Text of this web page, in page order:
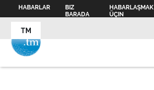
HABARLAR
BIZ
BARADA
HABARLAŞMAK
ÜÇIN
TM